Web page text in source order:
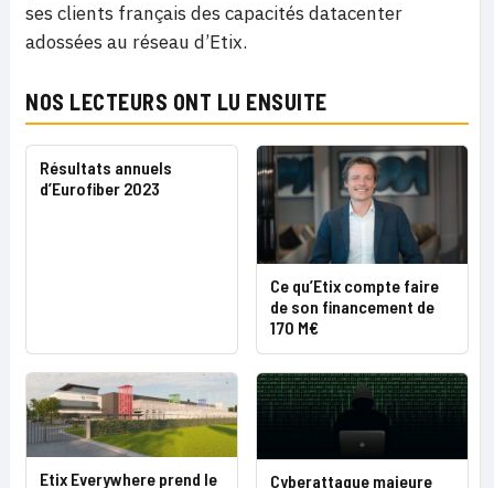
ses clients français des capacités datacenter
adossées au réseau d’Etix.
NOS LECTEURS ONT LU ENSUITE
Résultats annuels
d’Eurofiber 2023
Ce qu’Etix compte faire
de son financement de
170 M€
Etix Everywhere prend le Cyberattaque majeure